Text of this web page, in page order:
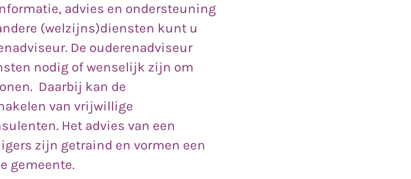
advies en ondersteuning
(welzijns)diensten kunt u
De ouderenadviseur
nodig of wenselijk zijn om
Daarbij kan de
van vrijwillige
Het advies van een
zijn getraind en vormen een
gemeente.